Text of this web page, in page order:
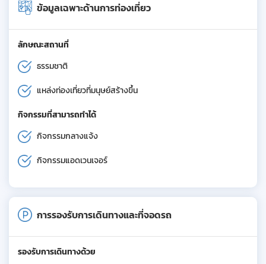
ข้อมูลเฉพาะด้านการท่องเที่ยว
ลักษณะสถานที่
ธรรมชาติ
แหล่งท่องเที่ยวที่มนุษย์สร้างขึ้น
กิจกรรมที่สามารถทำได้
กิจกรรมกลางแจ้ง
กิจกรรมแอดเวนเจอร์
การรองรับการเดินทางและที่จอดรถ
รองรับการเดินทางด้วย